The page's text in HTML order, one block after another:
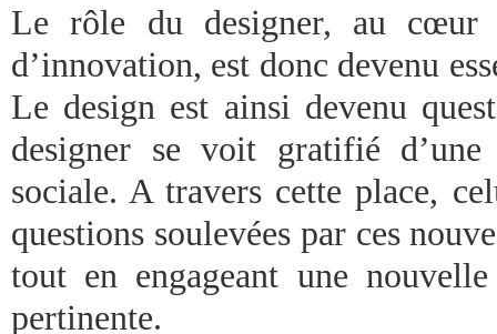
Le rôle du designer, au cœur
d’innovation, est donc devenu
Le design est ainsi devenu
designer se voit gratifié d’une
sociale. A travers cette place,
questions soulevées par ces
tout en engageant une
pertinente.